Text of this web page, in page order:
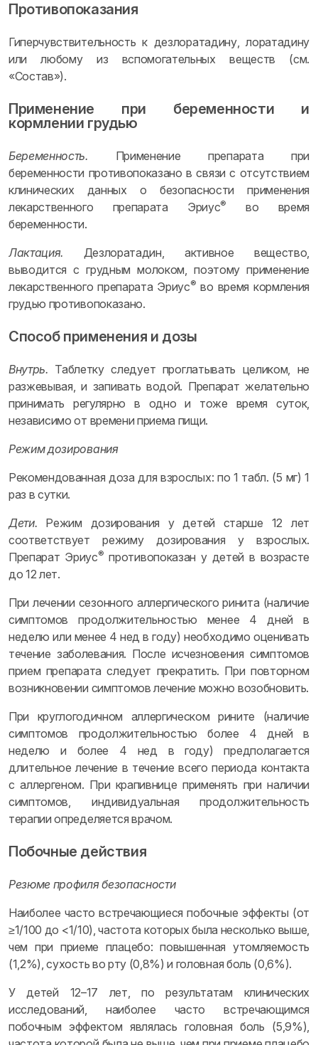
Противопоказания
Гиперчувствительность к дезлоратадину, лоратадину
или любому из вспомогательных веществ (см.
«Состав»).
Применение при беременности и
кормлении грудью
Беременность. Применение препарата при
беременности противопоказано в связи с отсутствием
клинических данных о безопасности применения
лекарственного препарата Эриус®
во время
беременности.
Лактация. Дезлоратадин, активное вещество,
выводится с грудным молоком, поэтому применение
лекарственного препарата Эриус® во время кормления
грудью противопоказано.
Способ применения и дозы
Внутрь. Таблетку следует проглатывать целиком, не
разжевывая, и запивать водой. Препарат желательно
принимать регулярно в одно и тоже время суток,
независимо от времени приема пищи.
Режим дозирования
Рекомендованная доза для взрослых: по 1 табл. (5 мг) 1
раз в сутки.
Дети. Режим дозирования у детей старше 12 лет
соответствует режиму дозирования у взрослых.
Препарат Эриус® противопоказан у детей в возрасте
до 12 лет.
При лечении сезонного аллергического ринита (наличие
симптомов продолжительностью менее 4 дней в
неделю или менее 4 нед в году) необходимо оценивать
течение заболевания. После исчезновения симптомов
прием препарата следует прекратить. При повторном
возникновении симптомов лечение можно возобновить.
При круглогодичном аллергическом рините (наличие
симптомов продолжительностью более 4 дней в
неделю и более 4 нед в году) предполагается
длительное лечение в течение всего периода контакта
с аллергеном. При крапивнице применять при наличии
симптомов, индивидуальная продолжительность
терапии определяется врачом.
Побочные действия
Резюме профиля безопасности
Наиболее часто встречающиеся побочные эффекты (от
≥1/100 до <1/10), частота которых была несколько выше,
чем при приеме плацебо: повышенная утомляемость
(1,2%), сухость во рту (0,8%) и головная боль (0,6%).
У детей 12–17 лет, по результатам клинических
исследований, наиболее часто встречающимся
побочным эффектом являлась головная боль (5,9%),